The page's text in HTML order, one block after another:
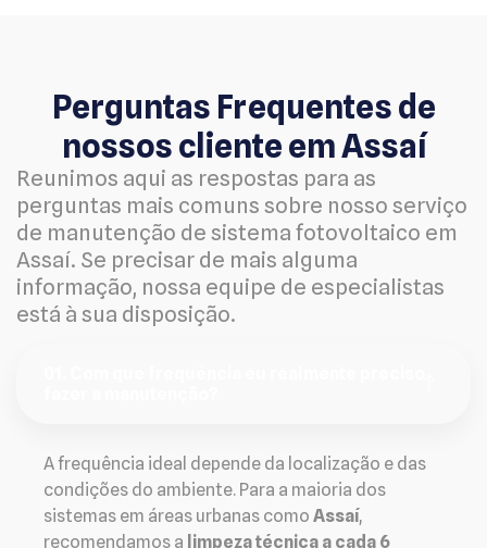
Perguntas Frequentes de
nossos cliente em Assaí
Reunimos aqui as respostas para as
perguntas mais comuns sobre nosso serviço
de manutenção de sistema fotovoltaico em
Assaí. Se precisar de mais alguma
informação, nossa equipe de especialistas
está à sua disposição.
A frequência ideal depende da localização e das
condições do ambiente. Para a maioria dos
sistemas em áreas urbanas como Assaí,
recomendamos a limpeza técnica a cada 6